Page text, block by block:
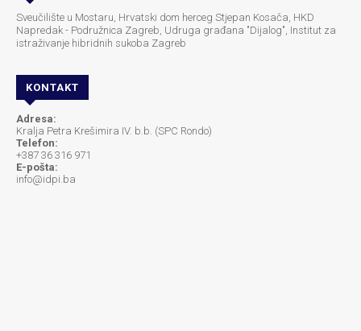
Sveučilište u Mostaru, Hrvatski dom herceg Stjepan Kosača, HKD
Napredak - Podružnica Zagreb, Udruga građana "Dijalog", Institut za
istraživanje hibridnih sukoba Zagreb
KONTAKT
Adresa:
Kralja Petra Krešimira IV. b.b. (SPC Rondo)
Telefon:
+387 36 316 971
E-pošta:
info@idpi.ba